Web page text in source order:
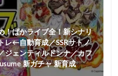
！ぱかライブ全！新シナリ
レ←自動育成／SSRサトノ
ジェンティルドンナ／カフ
新ガチャ 新育成